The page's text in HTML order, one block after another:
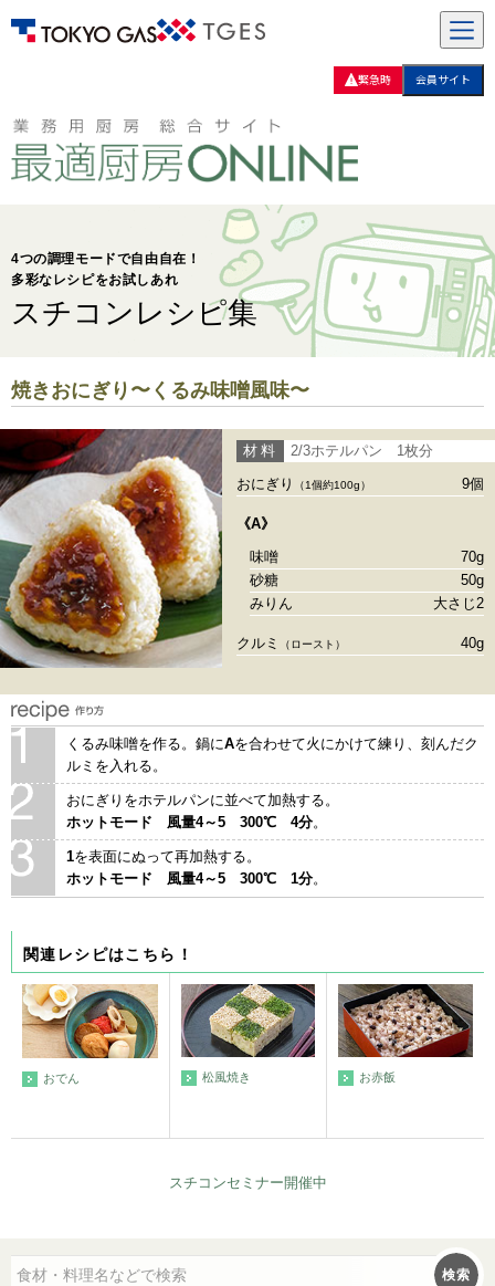
緊急時 会員サイト
4つの調理モードで自由自在！
多彩なレシピをお試しあれ
スチコンレシピ集
焼きおにぎり〜くるみ味噌風味〜
材料
2/3ホテルパン 1枚分
おにぎり
（1個約100g） 9個
《A》
味噌
70g
砂糖
50g
みりん
大さじ2
クルミ （ロースト） 40g
くるみ味噌を作る。鍋にAを合わせて火にかけて練り、刻んだク
ルミを入れる。
おにぎりをホテルパンに並べて加熱する。
ホットモード 風量4～5 300℃ 4分。
1を表面にぬって再加熱する。
ホットモード 風量4～5 300℃ 1分。
関連レシピはこちら！
おでん 松風焼き お赤飯
スチコンセミナー開催中
検索